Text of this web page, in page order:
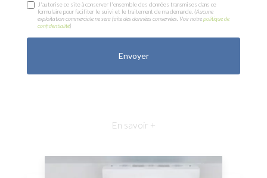
J'autorise ce site à conserver l'ensemble des données transmises dans ce
formulaire pour faciliter le suivi et le traitement de ma demande.(Aucune
exploitation commerciale ne sera faite des données conservées. Voir notrepolitique de
confidentialité)
En savoir +